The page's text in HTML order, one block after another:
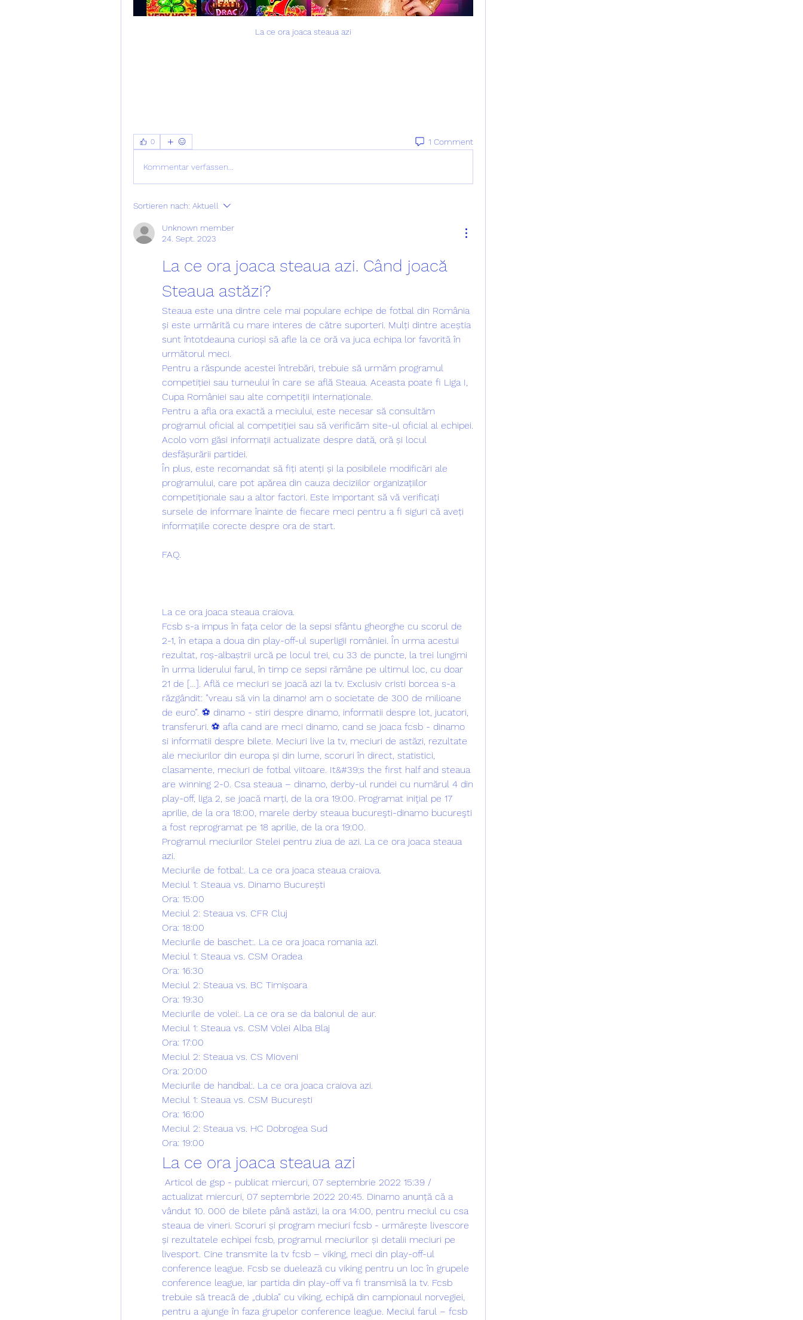
La ce ora joaca steaua azi
0 1 Comment
Kommentar verfassen...
Sortieren nach: Aktuell
Unknown member
24. Sept. 2023
La ce ora joaca steaua azi. Când joacă
Steaua astăzi?
Steaua este una dintre cele mai populare echipe de fotbal din România
și este urmărită cu mare interes de către suporteri. Mulți dintre aceștia
sunt întotdeauna curioși să afle la ce oră va juca echipa lor favorită în
următorul meci.
Pentru a răspunde acestei întrebări, trebuie să urmăm programul
competiției sau turneului în care se află Steaua. Aceasta poate fi Liga I,
Cupa României sau alte competiții internaționale.
Pentru a afla ora exactă a meciului, este necesar să consultăm
programul oficial al competiției sau să verificăm site-ul oficial al echipei.
Acolo vom găsi informații actualizate despre dată, oră și locul
desfășurării partidei.
În plus, este recomandat să fiți atenți și la posibilele modificări ale
programului, care pot apărea din cauza deciziilor organizațiilor
competiționale sau a altor factori. Este important să vă verificați
sursele de informare înainte de fiecare meci pentru a fi siguri că aveți
informațiile corecte despre ora de start.
FAQ.
La ce ora joaca steaua craiova.
Fcsb s-a impus în fața celor de la sepsi sfântu gheorghe cu scorul de
2-1, în etapa a doua din play-off-ul superligii româniei. În urma acestui
rezultat, roș-albaștrii urcă pe locul trei, cu 33 de puncte, la trei lungimi
în urma liderului farul, în timp ce sepsi rămâne pe ultimul loc, cu doar
21 de […]. Află ce meciuri se joacă azi la tv. Exclusiv cristi borcea s-a
răzgândit: ”vreau să vin la dinamo! am o societate de 300 de milioane
de euro”. ⚽ dinamo - stiri despre dinamo, informatii despre lot, jucatori,
transferuri. ⚽ afla cand are meci dinamo, cand se joaca fcsb - dinamo
si informatii despre bilete. Meciuri live la tv, meciuri de astăzi, rezultate
ale meciurilor din europa și din lume, scoruri în direct, statistici,
clasamente, meciuri de fotbal viitoare. It&#39;s the first half and steaua
are winning 2-0. Csa steaua – dinamo, derby-ul rundei cu numărul 4 din
play-off, liga 2, se joacă marți, de la ora 19:00. Programat iniţial pe 17
aprilie, de la ora 18:00, marele derby steaua bucureşti-dinamo bucureşti
a fost reprogramat pe 18 aprilie, de la ora 19:00.
Programul meciurilor Stelei pentru ziua de azi. La ce ora joaca steaua
azi.
Meciurile de fotbal:. La ce ora joaca steaua craiova.
Meciul 1: Steaua vs. Dinamo București
Ora: 15:00
Meciul 2: Steaua vs. CFR Cluj
Ora: 18:00
Meciurile de baschet:. La ce ora joaca romania azi.
Meciul 1: Steaua vs. CSM Oradea
Ora: 16:30
Meciul 2: Steaua vs. BC Timișoara
Ora: 19:30
Meciurile de volei:. La ce ora se da balonul de aur.
Meciul 1: Steaua vs. CSM Volei Alba Blaj
Ora: 17:00
Meciul 2: Steaua vs. CS Mioveni
Ora: 20:00
Meciurile de handbal:. La ce ora joaca craiova azi.
Meciul 1: Steaua vs. CSM București
Ora: 16:00
Meciul 2: Steaua vs. HC Dobrogea Sud
Ora: 19:00
La ce ora joaca steaua azi
actualizat miercuri, 07 septembrie 2022 20:45. Dinamo anunță că a
vândut 10. 000 de bilete până astăzi, la ora 14:00, pentru meciul cu csa
steaua de vineri. Scoruri și program meciuri fcsb - urmărește livescore
și rezultatele echipei fcsb, programul meciurilor și detalii meciuri pe
livesport. Cine transmite la tv fcsb – viking, meci din play-off-ul
conference league. Fcsb se duelează cu viking pentru un loc în grupele
conference league, iar partida din play-off va fi transmisă la tv. Fcsb
trebuie să treacă de „dubla” cu viking, echipă din campionaul norvegiei,
pentru a ajunge în faza grupelor conference league. Meciul farul – fcsb